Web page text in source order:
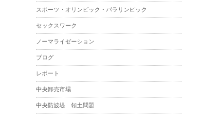
スポーツ・オリンピック・パラリンピック
セックスワーク
ノーマライゼーション
ブログ
レポート
中央卸売市場
中央防波堤 領土問題